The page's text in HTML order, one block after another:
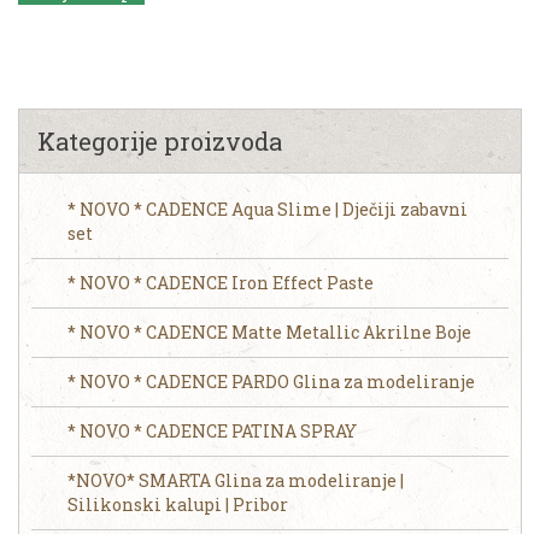
Kategorije proizvoda
* NOVO * CADENCE Aqua Slime | Dječiji zabavni
set
* NOVO * CADENCE Iron Effect Paste
* NOVO * CADENCE Matte Metallic Akrilne Boje
* NOVO * CADENCE PARDO Glina za modeliranje
* NOVO * CADENCE PATINA SPRAY
*NOVO* SMARTA Glina za modeliranje |
Silikonski kalupi | Pribor